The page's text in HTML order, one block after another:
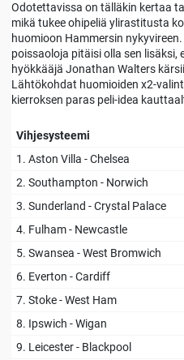
Odotettavissa on tälläkin kertaa
mikä tukee ohipeliä ylirastitusta
huomioon Hammersin
poissaoloja pitäisi olla sen
hyökkääjä Jonathan Walters
Lähtökohdat huomioiden x2-
kierroksen paras peli-idea
Vihjesysteemi
1. Aston Villa - Chelsea
2. Southampton - Norwich
3. Sunderland - Crystal Palace
4. Fulham - Newcastle
5. Swansea - West Bromwich
6. Everton - Cardiff
7. Stoke - West Ham
8. Ipswich - Wigan
9. Leicester - Blackpool